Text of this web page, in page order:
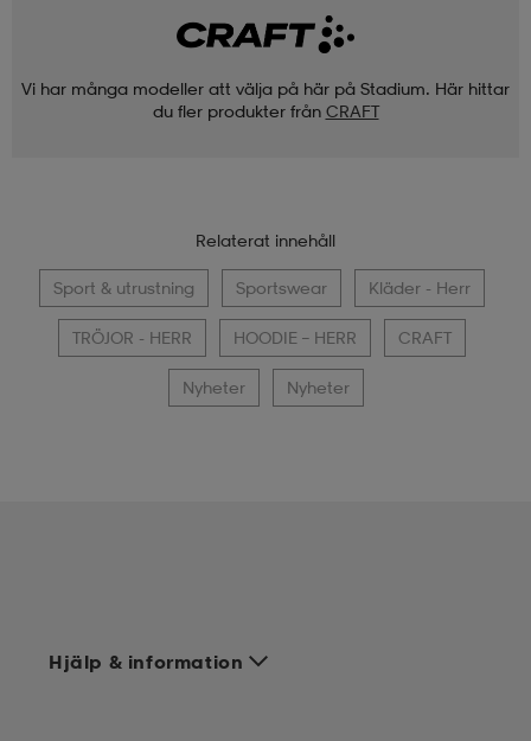
Vi har många modeller att välja på här på Stadium. Här hittar
du fler produkter från CRAFT
Relaterat innehåll
Sport & utrustning Sportswear Kläder - Herr
TRÖJOR - HERR HOODIE – HERR CRAFT
Nyheter Nyheter
Hjälp & information